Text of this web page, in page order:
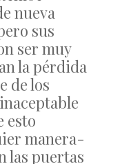
nueva
sus
ser muy
la pérdida
de los
esto
manera-
las puertas